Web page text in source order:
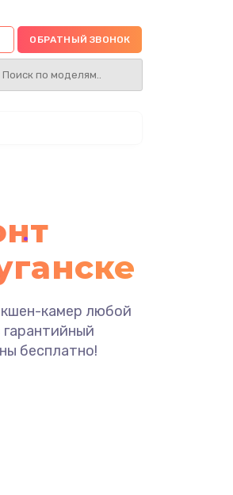
ОБРАТНЫЙ ЗВОНОК
камер любой
бесплатно!